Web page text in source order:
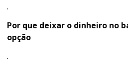
.
Por que deixar o dinheiro no
opção
.